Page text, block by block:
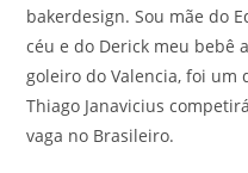
bakerdesign. Sou mãe do
céu e do Derick meu bebê
goleiro do Valencia, foi um
Thiago Janavicius
vaga no Brasileiro.